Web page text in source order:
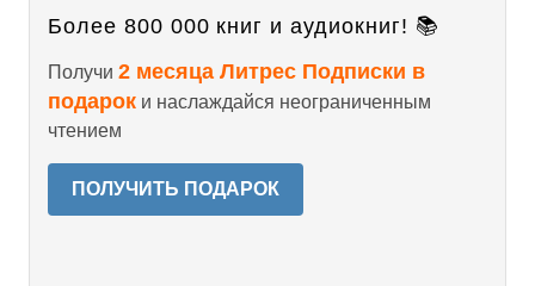
Более 800 000 книг и аудиокниг! 📚
Получи 2 месяца Литрес Подписки в
подарок и наслаждайся неограниченным
чтением
ПОЛУЧИТЬ ПОДАРОК